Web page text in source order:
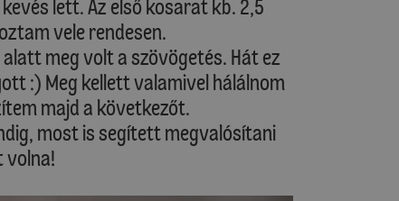
lett. Az első kosarat kb. 2,5
vele rendesen.
meg volt a szövögetés. Hát ez
:) Meg kellett valamivel hálálnom
majd a következőt.
most is segített megvalósítani
volna!